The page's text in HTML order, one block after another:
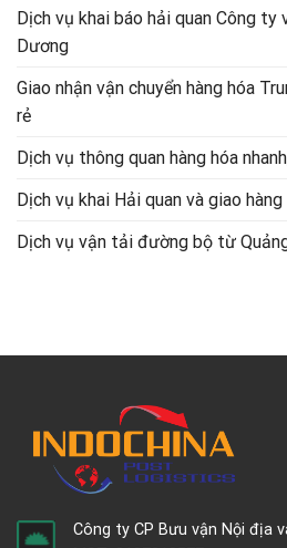
Dịch vụ khai báo hải quan Công
Dương
Giao nhận vận chuyển hàng hóa
rẻ
Dịch vụ thông quan hàng hóa
Dịch vụ khai Hải quan và giao
Dịch vụ vận tải đường bộ từ
Công ty CP Bưu vận Nội địa